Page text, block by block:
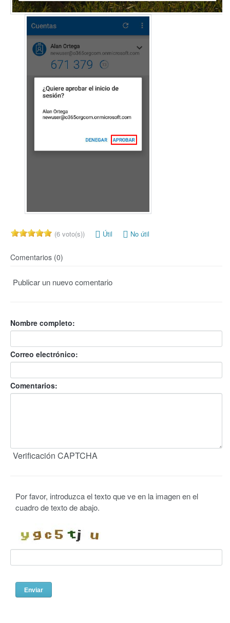
(6 voto(s)) Útil No útil
Comentarios (0)
Publicar un nuevo comentario
Nombre completo:
Correo electrónico:
Comentarios:
Verificación CAPTCHA
Por favor, introduzca el texto que ve en la imagen en el
cuadro de texto de abajo.